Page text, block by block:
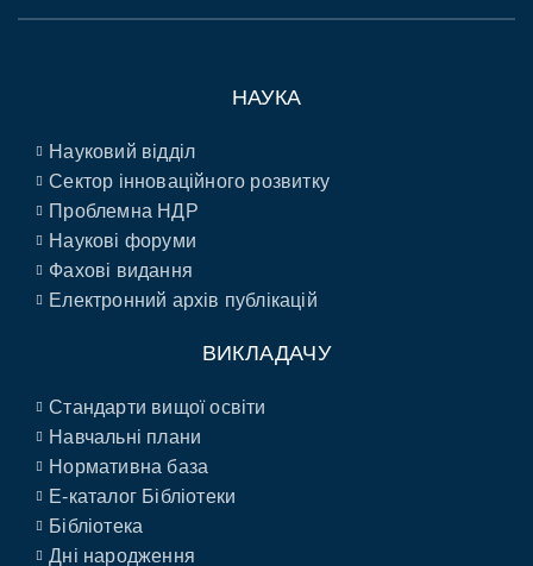
НАУКА
Науковий відділ
Сектор інноваційного розвитку
Проблемна НДР
Наукові форуми
Фахові видання
Електронний архів публікацій
ВИКЛАДАЧУ
Стандарти вищої освіти
Навчальні плани
Нормативна база
E-каталог Бібліотеки
Бібліотека
Дні народження